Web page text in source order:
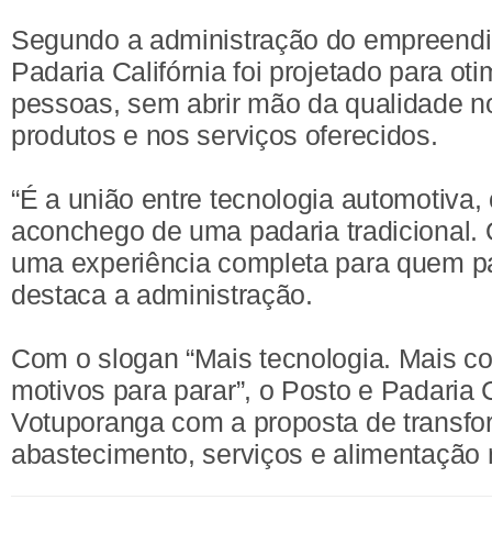
Segundo a administração do
Padaria Califórnia foi projetado para
pessoas, sem abrir mão da qualidade
produtos e nos serviços oferecidos.
“É a união entre tecnologia
aconchego de uma padaria tradicional.
uma experiência completa para quem
destaca a administração.
Com o slogan “Mais tecnologia. Mais
motivos para parar”, o Posto e Padaria
Votuporanga com a proposta de
abastecimento, serviços e alimentação